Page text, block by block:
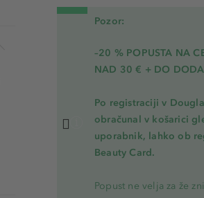
Pozor:
–20 % POPUSTA NA
NAD 30 € + DO
Po registraciji v
obračunal v košarici
uporabnik, lahko ob
Beauty Card.
Popust ne velja za že